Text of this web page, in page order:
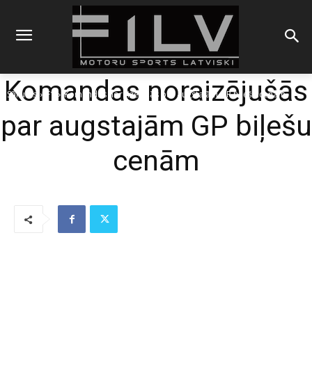
Sākums F1 Komandas noraizējušās par augstajām GP biļešu cenām
Komandas noraizējušās
par augstajām GP biļešu
cenām